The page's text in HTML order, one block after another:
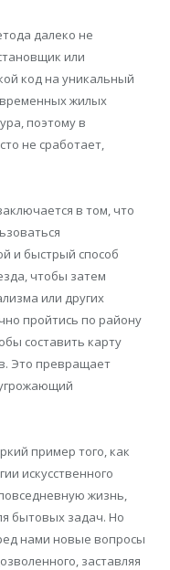
далеко не
или
код на уникальный
жилых
поэтому в
не сработает,
в том, что
и быстрый способ
чтобы затем
или других
пройтись по району
составить карту
Это превращает
пример того, как
искусственного
жизнь,
бытовых задач. Но
нами новые вопросы
заставляя